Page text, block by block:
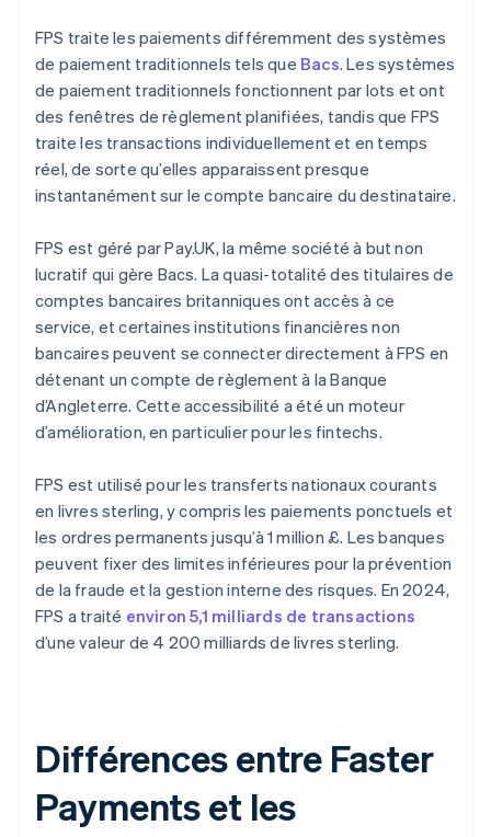
FPS traite les paiements différemment des systèmes
de paiement traditionnels tels que Bacs. Les systèmes
de paiement traditionnels fonctionnent par lots et ont
des fenêtres de règlement planifiées, tandis que FPS
traite les transactions individuellement et en temps
réel, de sorte qu’elles apparaissent presque
instantanément sur le compte bancaire du destinataire.
FPS est géré par Pay.UK, la même société à but non
lucratif qui gère Bacs. La quasi-totalité des titulaires de
comptes bancaires britanniques ont accès à ce
service, et certaines institutions financières non
bancaires peuvent se connecter directement à FPS en
détenant un compte de règlement à la Banque
d’Angleterre. Cette accessibilité a été un moteur
d’amélioration, en particulier pour les fintechs.
FPS est utilisé pour les transferts nationaux courants
en livres sterling, y compris les paiements ponctuels et
les ordres permanents jusqu’à 1 million £. Les banques
peuvent fixer des limites inférieures pour la prévention
de la fraude et la gestion interne des risques. En 2024,
FPS a traité environ 5,1 milliards de transactions
d’une valeur de 4 200 milliards de livres sterling.
Différences entre Faster
Payments et les